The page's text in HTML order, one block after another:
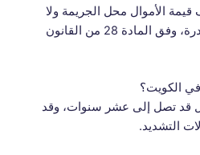
الأموال محل الجريمة ولا
تجاوز كامل قيمتها، مع المصادرة، وفق المادة 28 من القانون
الكويت؟
قد تصل إلى عشر سنوات، وقد
التشديد.